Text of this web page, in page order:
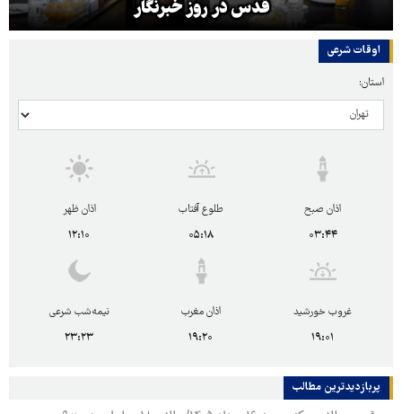
قدس در روز خبرنگار
اوقات شرعی
استان:
اذان صبح
۰۳:۴۴
طلوع آفتاب
۰۵:۱۸
اذان ظهر
۱۲:۱۰
غروب خورشید
۱۹:۰۱
اذان مغرب
۱۹:۲۰
نیمه‌شب شرعی
۲۳:۲۳
پربازدیدترین‌ مطالب